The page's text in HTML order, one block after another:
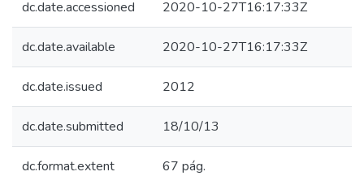
dc.date.accessioned 2020-10-27T16:17:33Z
dc.date.available 2020-10-27T16:17:33Z
dc.date.issued 2012
dc.date.submitted 18/10/13
dc.format.extent 67 pág.